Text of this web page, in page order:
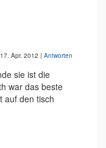
17. Apr. 2012 | Antworten
sie ist die
war das beste
auf den tisch